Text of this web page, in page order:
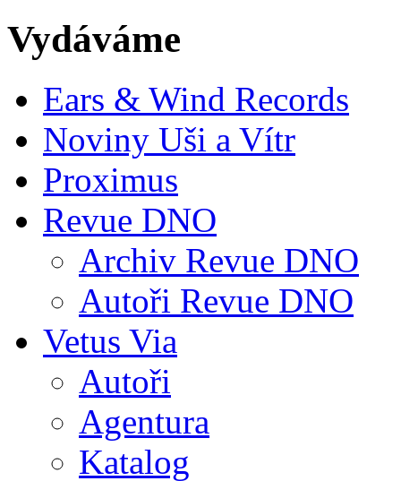
Vydáváme
Ears & Wind Records
Noviny Uši a Vítr
Proximus
Revue DNO
Archiv Revue DNO
Autoři Revue DNO
Vetus Via
Autoři
Agentura
Katalog